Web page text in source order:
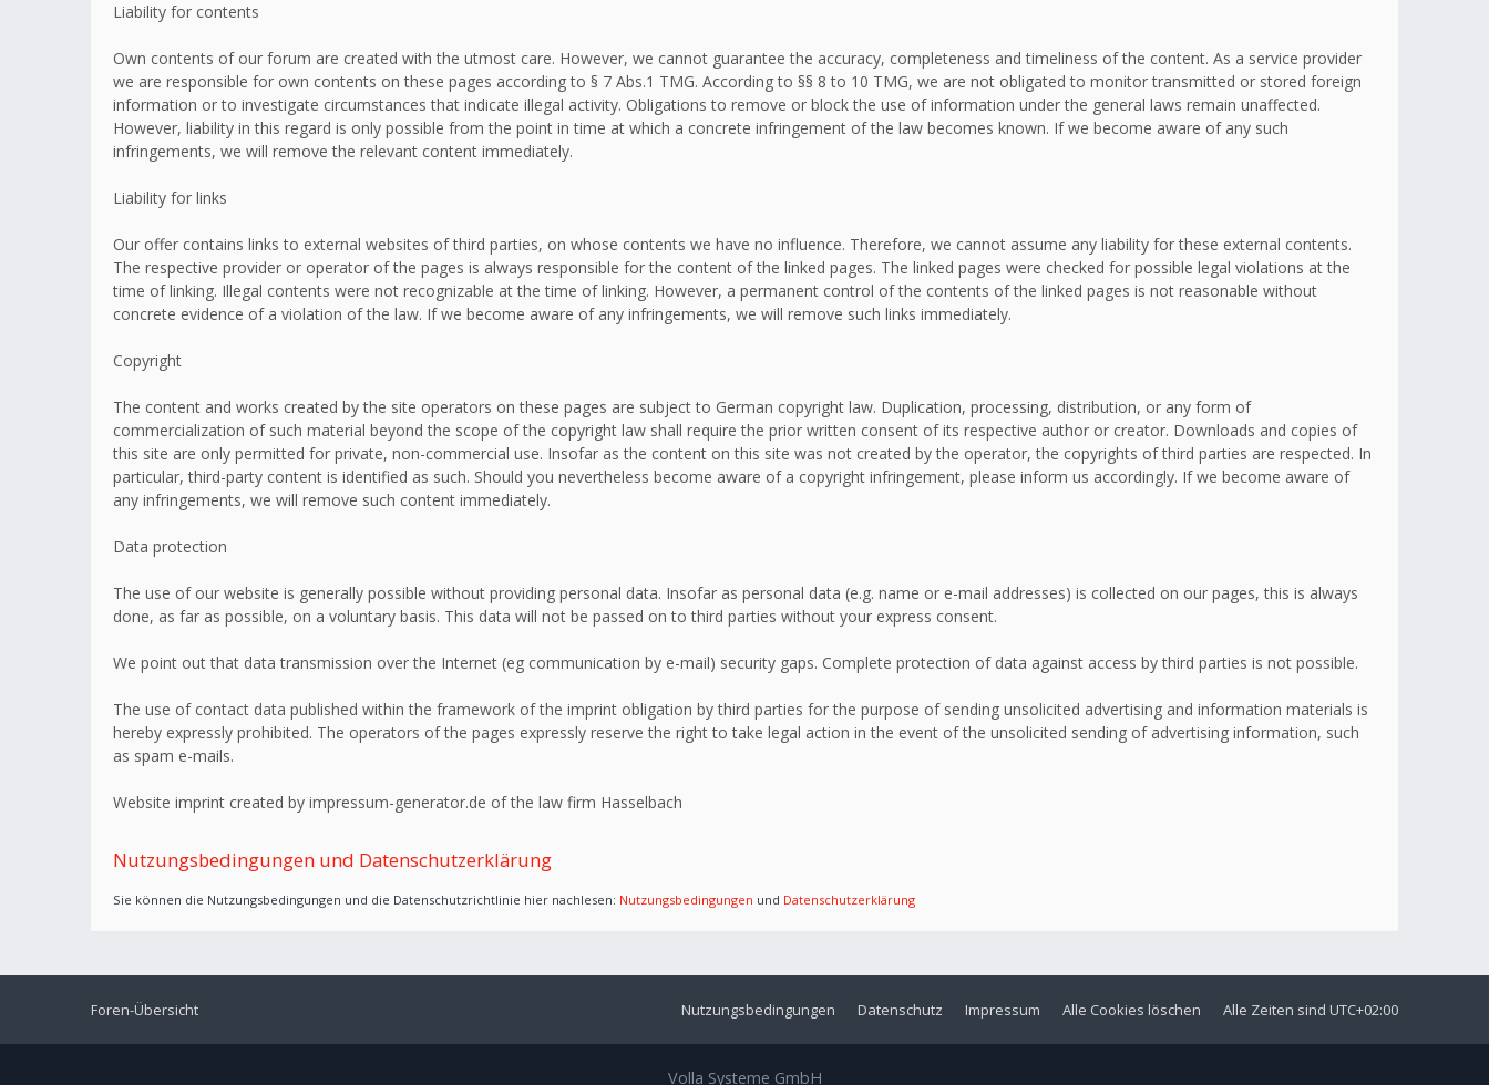
Liability for contents
Own contents of our forum are created with the utmost care. However, we cannot guarantee the accuracy, completeness and timeliness of the content. As a service provider
we are responsible for own contents on these pages according to § 7 Abs.1 TMG. According to §§ 8 to 10 TMG, we are not obligated to monitor transmitted or stored foreign
information or to investigate circumstances that indicate illegal activity. Obligations to remove or block the use of information under the general laws remain unaffected.
However, liability in this regard is only possible from the point in time at which a concrete infringement of the law becomes known. If we become aware of any such
infringements, we will remove the relevant content immediately.
Liability for links
Our offer contains links to external websites of third parties, on whose contents we have no influence. Therefore, we cannot assume any liability for these external contents.
The respective provider or operator of the pages is always responsible for the content of the linked pages. The linked pages were checked for possible legal violations at the
time of linking. Illegal contents were not recognizable at the time of linking. However, a permanent control of the contents of the linked pages is not reasonable without
concrete evidence of a violation of the law. If we become aware of any infringements, we will remove such links immediately.
Copyright
The content and works created by the site operators on these pages are subject to German copyright law. Duplication, processing, distribution, or any form of
commercialization of such material beyond the scope of the copyright law shall require the prior written consent of its respective author or creator. Downloads and copies of
this site are only permitted for private, non-commercial use. Insofar as the content on this site was not created by the operator, the copyrights of third parties are respected. In
particular, third-party content is identified as such. Should you nevertheless become aware of a copyright infringement, please inform us accordingly. If we become aware of
any infringements, we will remove such content immediately.
Data protection
The use of our website is generally possible without providing personal data. Insofar as personal data (e.g. name or e-mail addresses) is collected on our pages, this is always
done, as far as possible, on a voluntary basis. This data will not be passed on to third parties without your express consent.
We point out that data transmission over the Internet (eg communication by e-mail) security gaps. Complete protection of data against access by third parties is not possible.
The use of contact data published within the framework of the imprint obligation by third parties for the purpose of sending unsolicited advertising and information materials is
hereby expressly prohibited. The operators of the pages expressly reserve the right to take legal action in the event of the unsolicited sending of advertising information, such
as spam e-mails.
Website imprint created by impressum-generator.de of the law firm Hasselbach
Nutzungsbedingungen und Datenschutzerklärung
Sie können die Nutzungsbedingungen und die Datenschutzrichtlinie hier nachlesen: Nutzungsbedingungen und Datenschutzerklärung
Foren-Übersicht Alle Zeiten sind UTC+02:00
Alle Cookies löschen
Impressum
Datenschutz
Nutzungsbedingungen
Volla Systeme GmbH